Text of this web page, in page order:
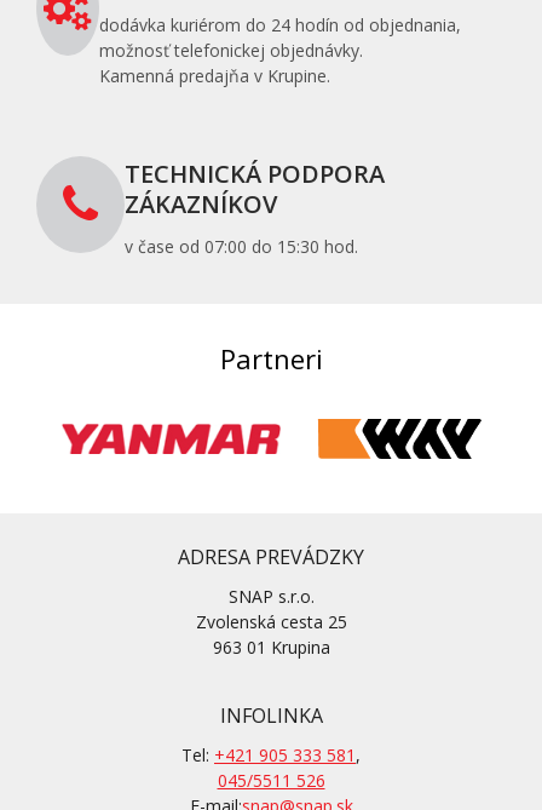
dodávka kuriérom do 24 hodín od objednania,
možnosť telefonickej objednávky.
Kamenná predajňa v Krupine.
TECHNICKÁ PODPORA
ZÁKAZNÍKOV
v čase od 07:00 do 15:30 hod.
Partneri
ADRESA PREVÁDZKY
SNAP s.r.o.
Zvolenská cesta 25
963 01 Krupina
INFOLINKA
Tel: +421 905 333 581 ,
045/5511 526